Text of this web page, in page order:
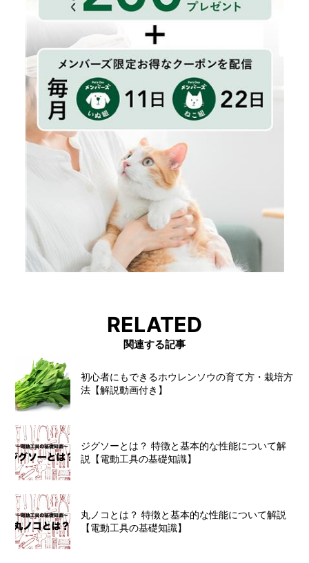
RELATED
関連する記事
初心者にもできるホウレンソウの育て方・栽培方
法【解説動画付き】
ジグソーとは？ 特徴と基本的な性能について解
説【電動工具の基礎知識】
丸ノコとは？ 特徴と基本的な性能について解説
【電動工具の基礎知識】